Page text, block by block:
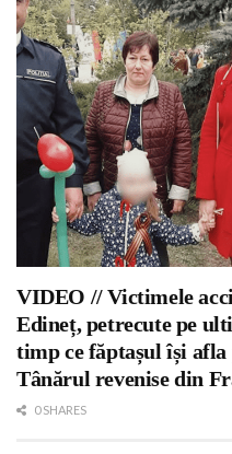
VIDEO // Victimele
Edineț, petrecute pe
timp ce făptașul își
Tânărul revenise din
0 SHARES